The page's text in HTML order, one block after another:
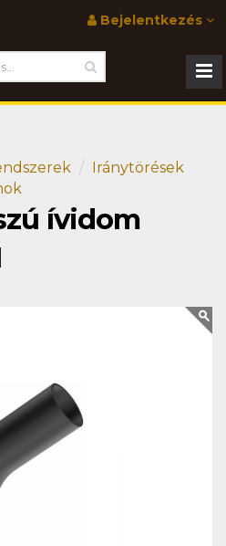
Bejelentkezés
Iránytörések
ívidom